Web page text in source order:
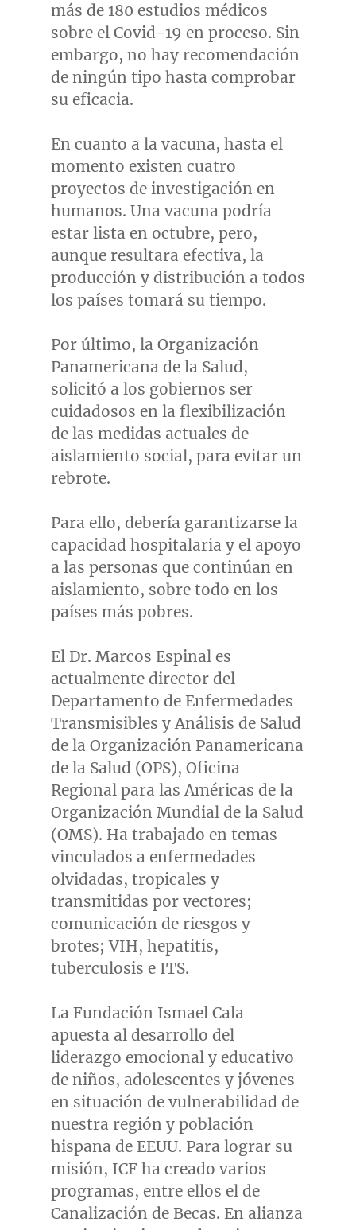
más de 180 estudios médicos
sobre el Covid-19 en proceso. Sin
embargo, no hay recomendación
de ningún tipo hasta comprobar
su eficacia.
En cuanto a la vacuna, hasta el
momento existen cuatro
proyectos de investigación en
humanos. Una vacuna podría
estar lista en octubre, pero,
aunque resultara efectiva, la
producción y distribución a todos
los países tomará su tiempo.
Por último, la Organización
Panamericana de la Salud,
solicitó a los gobiernos ser
cuidadosos en la flexibilización
de las medidas actuales de
aislamiento social, para evitar un
rebrote.
Para ello, debería garantizarse la
capacidad hospitalaria y el apoyo
a las personas que continúan en
aislamiento, sobre todo en los
países más pobres.
El Dr. Marcos Espinales
actualmente director del
Departamento de Enfermedades
Transmisibles y Análisis de Salud
de la Organización Panamericana
de la Salud (OPS), Oficina
Regional para las Américas de la
Organización Mundial de la Salud
(OMS). Ha trabajado en temas
vinculados a enfermedades
olvidadas, tropicales y
transmitidas por vectores;
comunicación de riesgos y
brotes; VIH, hepatitis,
tuberculosis e ITS.
La Fundación Ismael Cala
apuesta al desarrollo del
liderazgo emocional y educativo
de niños, adolescentes y jóvenes
en situación de vulnerabilidad de
nuestra región y población
hispana de EEUU. Para lograr su
misión, ICF ha creado varios
programas, entre ellos el de
Canalización de Becas. En alianza